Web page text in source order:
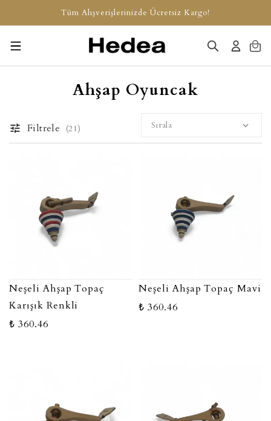
Tüm Alışverişlerinizde Ücretsiz Kargo!
Ahşap Oyuncak
Filtrele (21) Sırala
Neşeli Ahşap Topaç
Karışık Renkli
₺ 360.46
Neşeli Ahşap Topaç Mavi
₺ 360.46